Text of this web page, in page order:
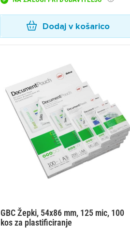
Dodaj v košarico
GBC Žepki, 54x86 mm, 125 mic, 100
kos za plastificiranje
Prijava
Za dodajanje na seznam želja
Prekliči